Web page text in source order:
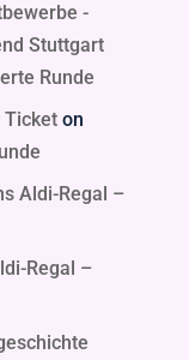
-
Stuttgart
Runde
Ticketon
Aldi-Regal –
Regal –